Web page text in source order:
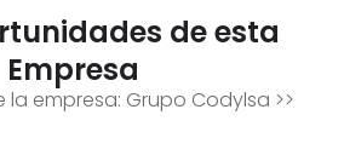
de esta
Empresa
la empresa: Grupo Codylsa >>